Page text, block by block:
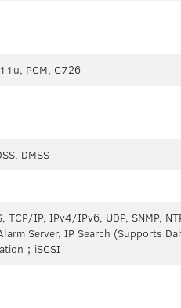
PCM, G726
DMSS
TCP/IP, IPv4/IPv6, UDP, SNMP,
Server, IP Search (Supports
；iSCSI